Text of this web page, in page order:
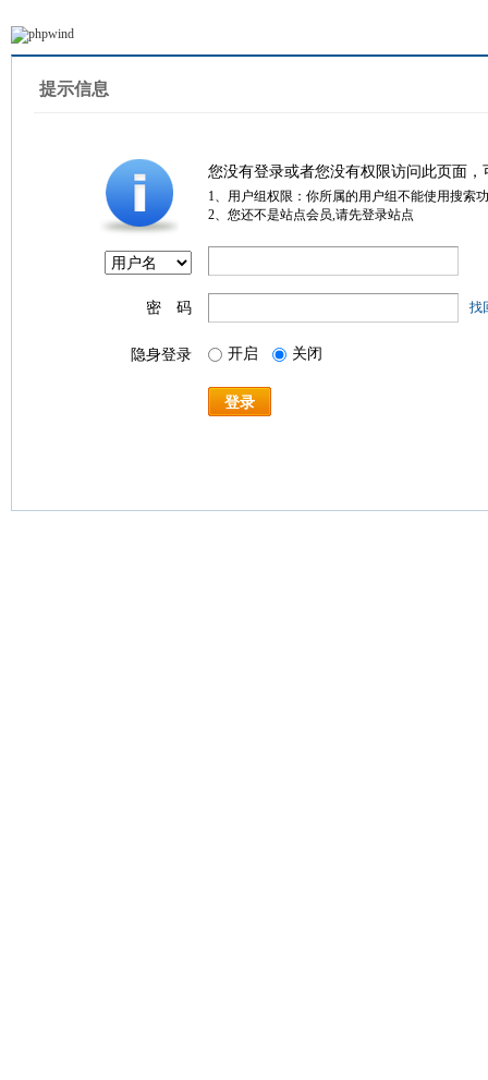
提示信息
您没有登录或者您没有权限访问此页面
1、用户组权限：你所属的用户组不能使用搜索
2、您还不是站点会员,请先登录站点
密 码 找
隐身登录 开启 关闭
登录